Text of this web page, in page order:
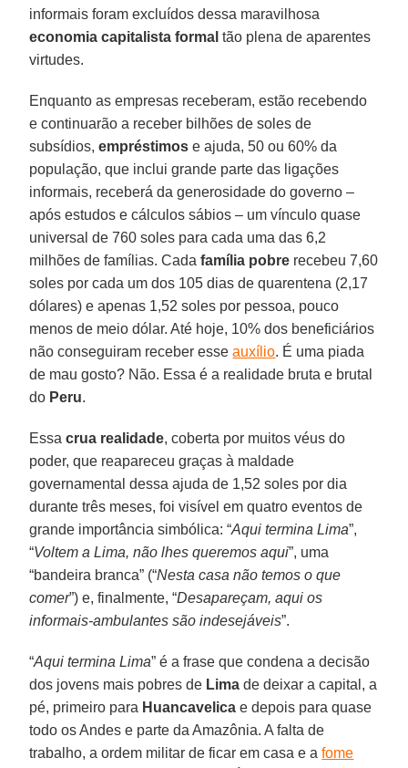
informais foram excluídos dessa maravilhosa
economia capitalista formal tão plena de aparentes
virtudes.
Enquanto as empresas receberam, estão recebendo
e continuarão a receber bilhões de soles de
subsídios,empréstimos e ajuda, 50 ou 60% da
população, que inclui grande parte das ligações
informais, receberá da generosidade do governo –
após estudos e cálculos sábios – um vínculo quase
universal de 760 soles para cada uma das 6,2
milhões de famílias. Cadafamília pobre recebeu 7,60
soles por cada um dos 105 dias de quarentena (2,17
dólares) e apenas 1,52 soles por pessoa, pouco
menos de meio dólar. Até hoje, 10% dos beneficiários
não conseguiram receber esseauxílio. É uma piada
de mau gosto? Não. Essa é a realidade bruta e brutal
do Peru.
Essacrua realidade, coberta por muitos véus do
poder, que reapareceu graças à maldade
governamental dessa ajuda de 1,52 soles por dia
durante três meses, foi visível em quatro eventos de
grande importância simbólica: “Aqui termina Lima”,
“Voltem a Lima, não lhes queremos aqui”, uma
“bandeira branca” (“Nesta casa não temos o que
comer”) e, finalmente, “Desapareçam, aqui os
informais-ambulantes são indesejáveis”.
“Aqui termina Lima” é a frase que condena a decisão
dos jovens mais pobres de Lima de deixar a capital, a
pé, primeiro para Huancavelica e depois para quase
todo os Andes e parte da Amazônia. A falta de
trabalho, a ordem militar de ficar em casa e afome